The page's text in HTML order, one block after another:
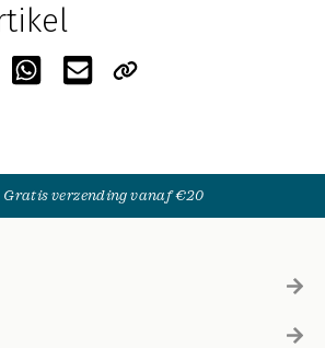
Gratis verzending vanaf €20